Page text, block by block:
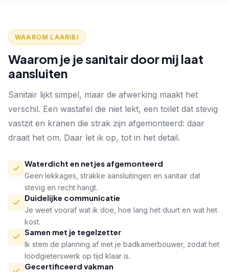
WAAROM LAARIBI
Waarom je je sanitair door mij laat
aansluiten
Sanitair lijkt simpel, maar de afwerking maakt het
verschil. Een wastafel die niet lekt, een toilet dat stevig
vastzit en kranen die strak zijn afgemonteerd: daar
draait het om. Daar let ik op, tot in het detail.
Waterdicht en netjes afgemonteerd
Geen lekkages, strakke aansluitingen en sanitair dat
stevig en recht hangt.
Duidelijke communicatie
Je weet vooraf wat ik doe, hoe lang het duurt en wat het
kost.
Samen met je tegelzetter
Ik stem de planning af met je badkamerbouwer, zodat het
loodgieterswerk op tijd klaar is.
Gecertificeerd vakman